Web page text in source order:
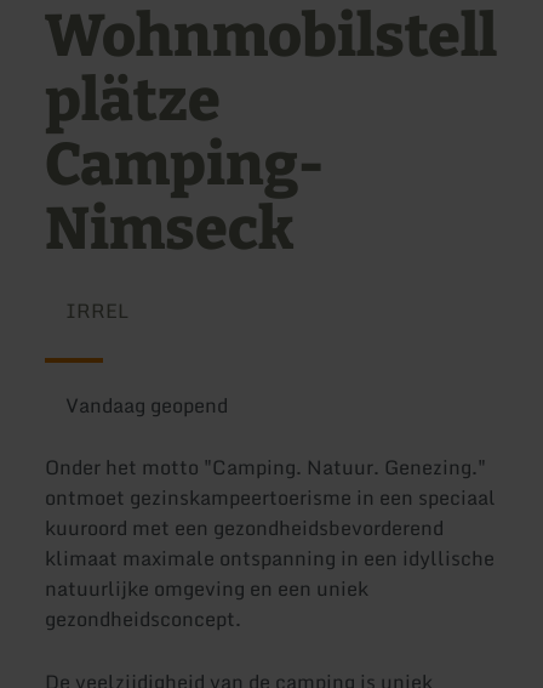
Wohnmobilstell
plätze
Camping-
Nimseck
IRREL
Vandaag geopend
Onder het motto "Camping. Natuur. Genezing."
ontmoet gezinskampeertoerisme in een speciaal
kuuroord met een gezondheidsbevorderend
klimaat maximale ontspanning in een idyllische
natuurlijke omgeving en een uniek
gezondheidsconcept.
De veelzijdigheid van de camping is uniek